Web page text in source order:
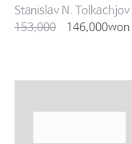
153,000
146,000won